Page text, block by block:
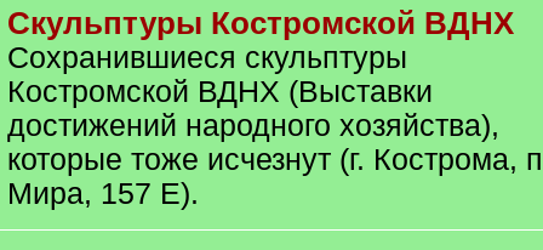
Скульптуры Костромской ВДНХ
Сохранившиеся скульптуры
Костромской ВДНХ (Выставки
достижений народного хозяйства),
которые тоже исчезнут (г. Кострома,
Мира, 157 Е).